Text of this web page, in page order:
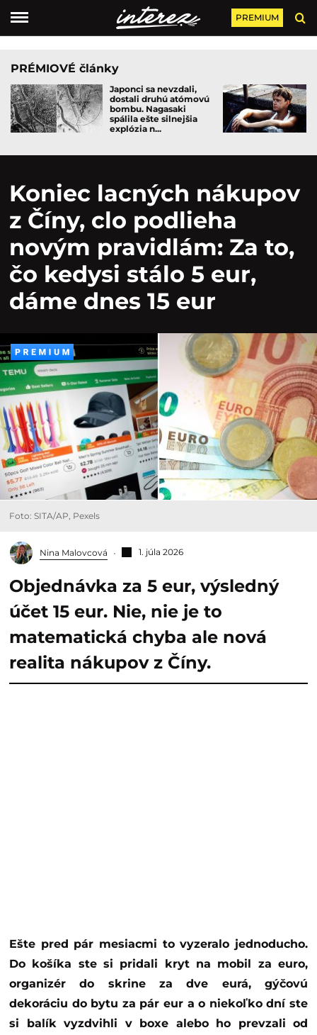
PREMIUM
PRÉMIOVÉ články
Japonci sa nevzdali,
dostali druhú atómovú
bombu. Nagasaki
spálila ešte silnejšia
explózia n...
Koniec lacných nákupov
z Číny, clo podlieha
novým pravidlám: Za to,
čo kedysi stálo 5 eur,
dáme dnes 15 eur
Foto: SITA/AP, Pexels
Nina Malovcová 1. júla 2026
Objednávka za 5 eur, výsledný
účet 15 eur. Nie, nie je to
matematická chyba ale nová
realita nákupov z Číny.
Ešte pred pár mesiacmi to vyzeralo jednoducho.
Do košíka ste si pridali kryt na mobil za euro,
organizér do skrine za dve eurá, gýčovú
dekoráciu do bytu za pár eur a o niekoľko dní ste
si balík vyzdvihli v boxe alebo ho prevzali od